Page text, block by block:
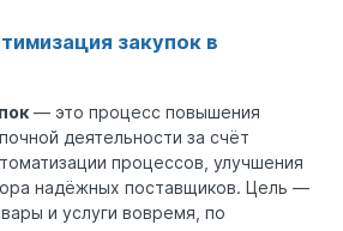
закупок в
— это процесс повышения
деятельности за счёт
процессов, улучшения
надёжных поставщиков. Цель —
и услуги вовремя, по